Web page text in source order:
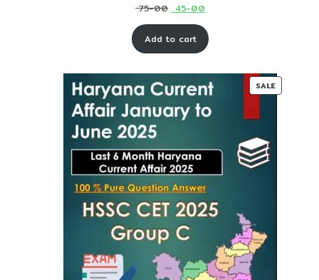
75-00 Original
price
was:
45-00Current
price
is:
00.
Add to cart
SALE